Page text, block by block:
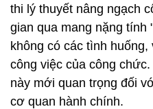
thi lý thuyết nâng ngạch
gian qua mang nặng tính
không có các tình
công việc của công
này mới quan trọng đối
cơ quan hành chính.